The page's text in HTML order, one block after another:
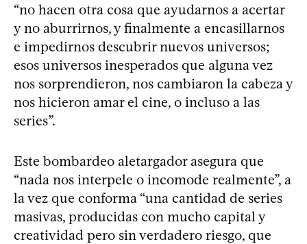
“no hacen otra cosa que ayudarnos a acertar
y no aburrirnos, y finalmente a encasillarnos
e impedirnos descubrir nuevos universos;
esos universos inesperados que alguna vez
nos sorprendieron, nos cambiaron la cabeza y
nos hicieron amar el cine, o incluso a las
series”.
Este bombardeo aletargador asegura que
“nada nos interpele o incomode realmente”, a
la vez que conforma “una cantidad de series
masivas, producidas con mucho capital y
creatividad pero sin verdadero riesgo, que